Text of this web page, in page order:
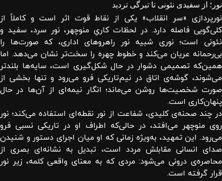
نور؛ از سفیدی نئونی تا تیرگی تردید
نورپردازی «سر انقلاب» یکی از نقاط قوت اثر است و کاملاً از
کلی‌گویی فاصله دارد. در لحظات کاریِ منوچهر، نور سرد، سفید و
نئونی است؛ نوری شبیه نور راهروهای اداری، که صورت‌ها را
بی‌رحمانه عریان می‌کند و خطوط چهره را سخت‌تر نشان می‌دهد. اما
همین‌که تصمیمی دشوار در حال شکل‌گیری است، سایه‌ها بلندتر
می‌شوند، گوشه‌ی اتاق در نیم‌تاریکی فرو می‌رود و تنها بخشی از
صورت شخصیت‌ها روشن می‌ماند؛ انگار نیمه‌ای از آن‌ها در حال
پنهان‌کاری است.
در چند صحنه‌ی کلیدی، شفاعت از نور نقطه‌ای استفاده می‌کند؛ نور
روی منوچهر می‌افتد، در حالی‌که اطراف او در تاریکی نسبی فرو
می‌رود. این تمهید، به‌ویژه زمانی که او میان اجرای دستور و شنیدن
صدای انسانی مقابلش مردد است، تبدیل به نشانه‌ای بصری از
محاصره‌ی درونی می‌شود: مردی که به معنای واقعی کلمه، زیر نور
قرار گرفته است.